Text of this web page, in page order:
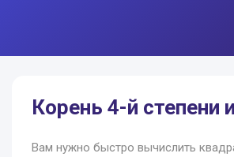
Корень 4-й степени
Вам нужно быстро вычислить